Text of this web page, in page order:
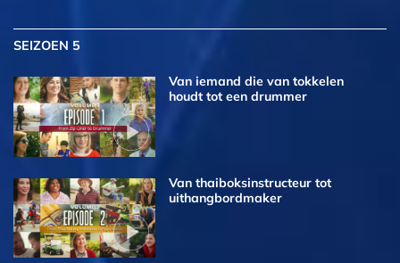
SEIZOEN 5
Van iemand die van tokkelen
houdt tot een drummer
Van thaiboks­instructeur tot
uithangbordmaker